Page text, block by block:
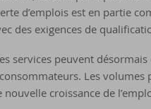
d’emplois est en partie
des exigences de
services peuvent
Les
croissance de